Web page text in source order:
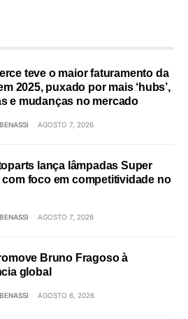
teve o maior faturamento da
2025, puxado por mais ‘hubs’,
e mudanças no mercado
AGOSTO 7, 2026
lança lâmpadas Super
com foco em competitividade no
AGOSTO 7, 2026
Bruno Fragoso à
global
AGOSTO 6, 2026